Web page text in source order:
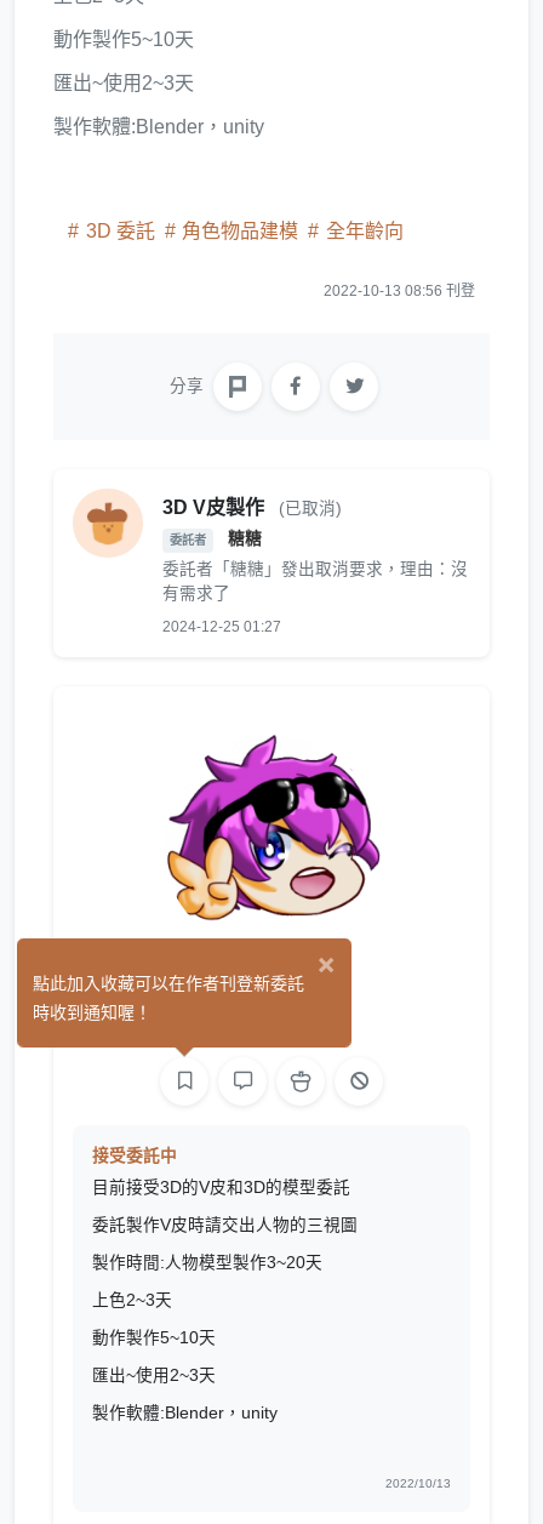
動作製作5~10天
匯出~使用2~3天
製作軟體:Blender，unity
3D 委託 角色物品建模 全年齡向
2022-10-13 08:56 刊登
分享
3D V皮製作 (已取消)
委託者
糖糖
委託者「糖糖」發出取消要求，理由：沒
有需求了
2024-12-25 01:27
暗月 (0)
接受委託中
目前接受3D的V皮和3D的模型委託
委託製作V皮時請交出人物的三視圖
製作時間:人物模型製作3~20天
上色2~3天
動作製作5~10天
匯出~使用2~3天
製作軟體:Blender，unity
2022/10/13
×
點此加入收藏可以在作者刊登新委託
時收到通知喔！